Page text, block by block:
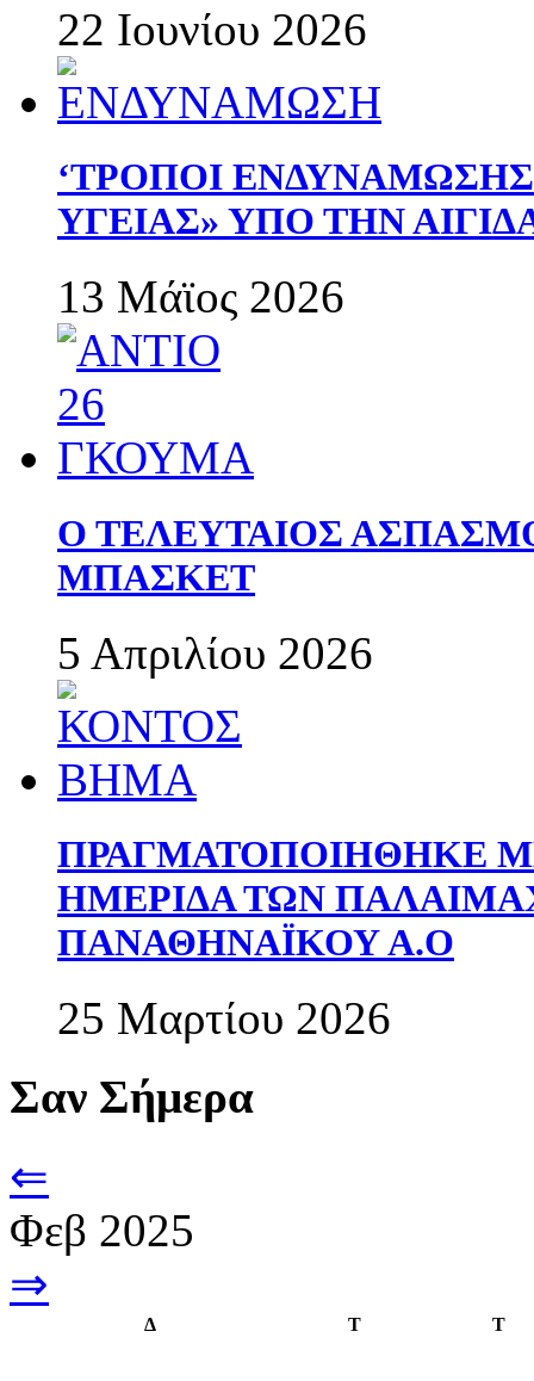
22 Ιουνίου 2026
‘ΤΡΟΠΟΙ
ΥΓΕΙΑΣ» ΥΠΟ ΤΗΝ
13 Μάϊος 2026
Ο ΤΕΛΕΥΤΑΙΟΣ
ΜΠΑΣΚΕΤ
5 Απριλίου 2026
ΠΡΑΓΜΑΤΟΠΟΙΗΘΗΚΕ
ΗΜΕΡΙΔΑ ΤΩΝ
ΠΑΝΑΘΗΝΑΪΚΟΥ Α.Ο
25 Μαρτίου 2026
Σαν Σήμερα
⇐
Φεβ 2025
⇒
Δ Τ Τ